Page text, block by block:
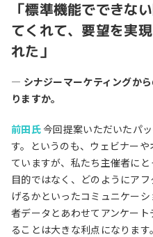
「標準機能でできな
てくれて、要望を実
れた」
― シナジーマーケティングか
りますか。
前田氏今回提案いただいたパ
す。というのも、ウェビナー
ていますが、私たち主催者に
目的ではなく、どのようにア
げるかといったコミュニケー
者データとあわせてアンケー
ることは大きな利点になりま